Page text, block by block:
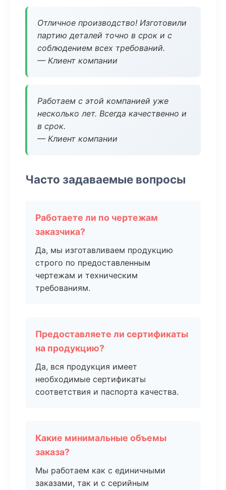
Отличное производство! Изготовили
партию деталей точно в срок и с
соблюдением всех требований.
— Клиент компании
Работаем с этой компанией уже
несколько лет. Всегда качественно и
в срок.
— Клиент компании
Часто задаваемые вопросы
Работаете ли по чертежам
заказчика?
Да, мы изготавливаем продукцию
строго по предоставленным
чертежам и техническим
требованиям.
Предоставляете ли сертификаты
на продукцию?
Да, вся продукция имеет
необходимые сертификаты
соответствия и паспорта качества.
Какие минимальные объемы
заказа?
Мы работаем как с единичными
заказами, так и с серийным